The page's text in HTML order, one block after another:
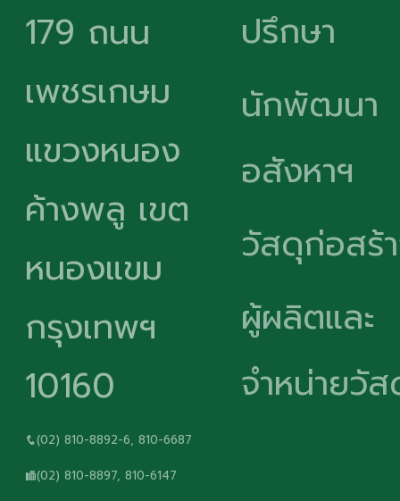
179 ถนน
เพชรเกษม
แขวงหนอง
ค้างพลู เขต
หนองแขม
กรุงเทพฯ
10160
(02) 810-8892-6, 810-6687
(02) 810-8897, 810-6147
ปรึกษา
นักพัฒนา
อสังหาฯ
วัสดุก่อสร้
ผู้ผลิตและ
จำหน่ายวั